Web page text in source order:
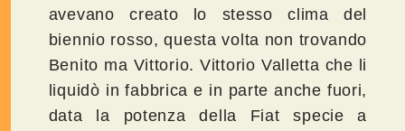
avevano creato lo stesso clima del
biennio rosso, questa volta non trovando
Benito ma Vittorio. Vittorio Valletta che li
liquidò in fabbrica e in parte anche fuori,
data la potenza della Fiat specie a